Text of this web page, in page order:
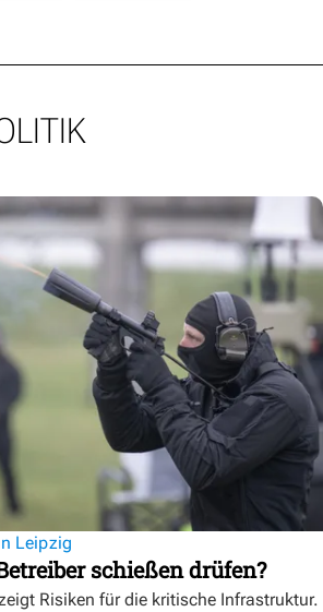
Leipzig
schießen drüfen?
Risiken für die kritische Infrastruktur.